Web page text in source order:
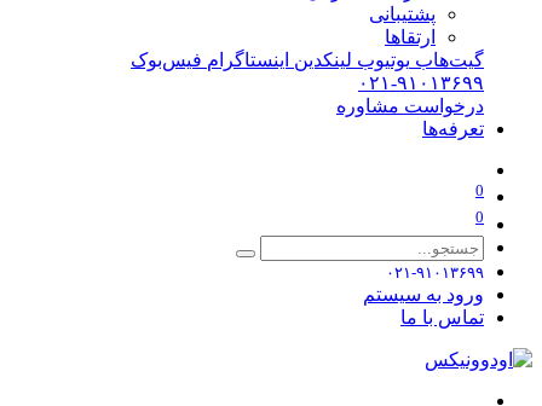
پشتیبانی
ارتقاها
گیت‌هاب یوتیوب لینکدین اینستاگرام فیس‌بوک
۰۲۱-۹۱۰۱۳۶۹۹
درخواست مشاوره
تعرفه‌ها
0
0
۰۲۱-۹۱۰۱۳۶۹۹
ورود به سیستم
تماس با ما